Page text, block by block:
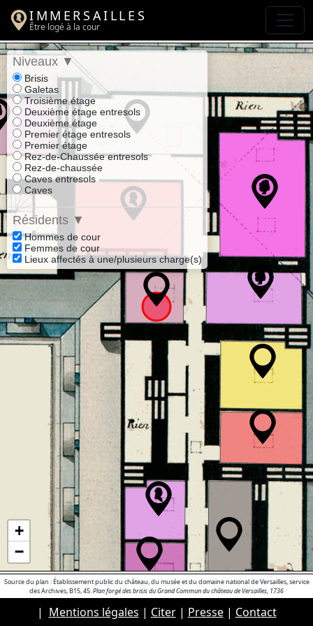
IMMERSAILLES
Être logé à la cour
Niveaux ▼
Brisis
Galetas
Troisième étage
Deuxième étage entresols
Deuxième étage
Premier étage entresols
Premier étage
Rez-de-Chaussée entresols
Rez-de-chaussée
Caves entresols
Caves
Résidents ▼
Hommes de cour
Femmes de cour
Lieux affectés à une/plusieurs charge(s)
+
−
Source du plan : Établissement public du château, du musée et du domaine national de Versailles, service
des Archives, B15, 45.Plan forgé des brisis du Grand Commun du château de Versailles, 1736
| Mentions légales | Citer| Presse| Contact